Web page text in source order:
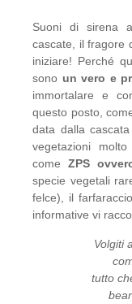
Suoni di sirena
cascate, il fragore
iniziare! Perché
sono un vero e
immortalare e
questo posto,
data dalla
vegetazioni
come ZPS
specie vegetali
felce), il
informative vi
Volgiti
tutto